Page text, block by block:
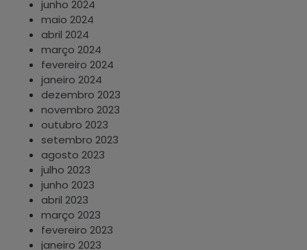
junho 2024
maio 2024
abril 2024
março 2024
fevereiro 2024
janeiro 2024
dezembro 2023
novembro 2023
outubro 2023
setembro 2023
agosto 2023
julho 2023
junho 2023
abril 2023
março 2023
fevereiro 2023
janeiro 2023